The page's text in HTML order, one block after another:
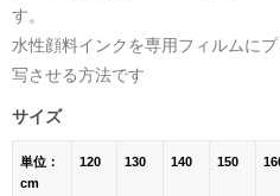
す。
水性顔料インクを専用フィルムに
写させる方法です
サイズ
単位：
cm
120 130 140 150